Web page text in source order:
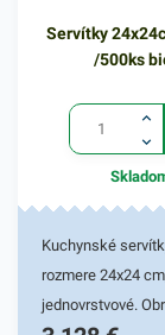
Servítky
/500ks
Kuchynské
rozmere 24x24
jednovrstvové.